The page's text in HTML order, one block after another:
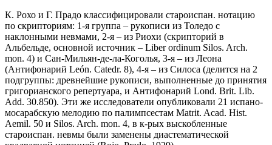
К. Рохо и Г. Прадо классифицировали староиспан. нотацию
по скрипториям: 1-я группа – рукописи из Толедо с
наклонными невмами, 2-я – из Риохи (скрипторий в
Альбельде, основной источник – Liber ordinum Silos. Arch.
mon. 4) и Сан-Мильян-де-ла-Коголья, 3-я – из Леона
(Антифонарий León. Catedr. 8), 4-я – из Силоса (делится на 2
подгруппы: древнейшие рукописи, выполненные до принятия
григорианского репертуара, и Антифонарий Lond. Brit. Lib.
Add. 30.850). Эти же исследователи опубликовали 21 испано-
мосарабскую мелодию по палимпсестам Matrit. Acad. Hist.
Aemil. 50 и Silos. Arch. mon. 4, в к-рых выскобленные
староиспан. невмы были заменены диастематической